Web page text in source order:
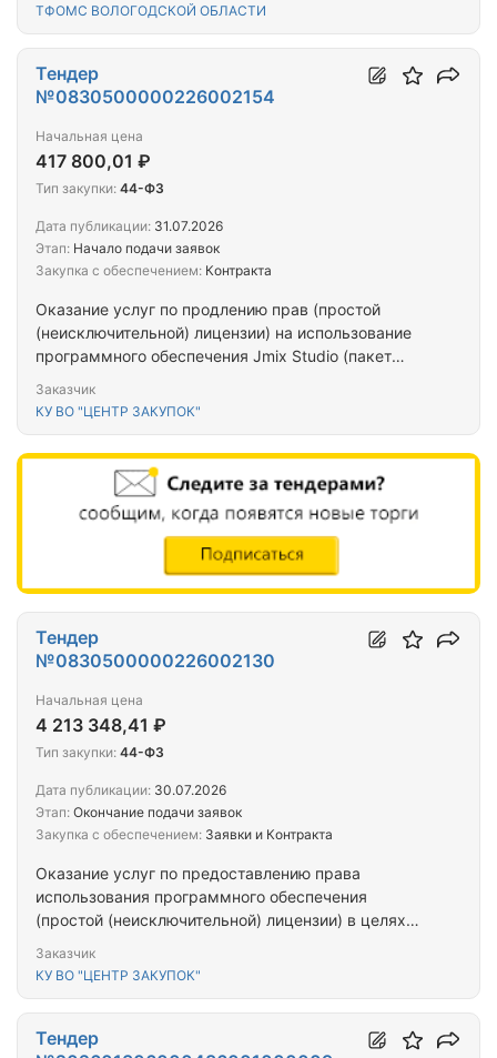
ТФОМС ВОЛОГОДСКОЙ ОБЛАСТИ
Оказание услуг по продлению прав (простой
(неисключительной) лицензии) на использование
программного обеспечения Jmix Studio (пакет
Заказчик
КУ ВО "ЦЕНТР ЗАКУПОК"
Тендер
№0830500000226002154
Начальная цена
417 800,01 ₽
Тип закупки: 44-ФЗ
Дата публикации: 31.07.2026
Этап: Начало подачи заявок
Закупка с обеспечением: Контракта
Оказание услуг по предоставлению права
использования программного обеспечения
(простой (неисключительной) лицензии) в целях
медицинских документов и их регистрации в
внедрению в состав Государственной
информационной системы "Региональная
Заказчик
КУ ВО "ЦЕНТР ЗАКУПОК"
Тендер
№0830500000226002130
Начальная цена
4 213 348,41 ₽
Тип закупки: 44-ФЗ
Дата публикации: 30.07.2026
Этап: Окончание подачи заявок
Закупка с обеспечением: Заявки и Контракта
Тендер